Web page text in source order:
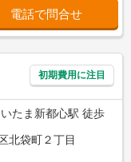
電話で問合せ
初期費用に注目
たま新都心駅 徒歩
北袋町２丁目